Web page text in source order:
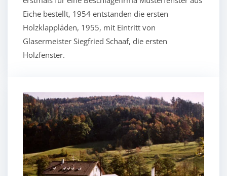
Eiche bestellt, 1954 entstanden die ersten
Holzklappläden, 1955, mit Eintritt von
Glasermeister Siegfried Schaaf, die ersten
Holzfenster.